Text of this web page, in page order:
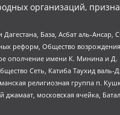
организаций,
База, Асбат аль-Ансар,
реформ, Общество
имени К. Минина и
Сеть, Катиба Таухид
религиозная группа п.
московская ячейка,